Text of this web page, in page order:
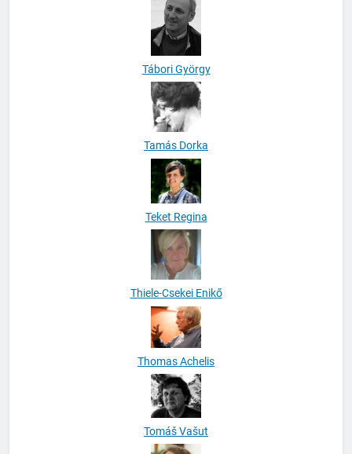
Tábori György
Tamás Dorka
Teket Regina
Thiele-Csekei Enikő
Thomas Achelis
Tomáš Vašut